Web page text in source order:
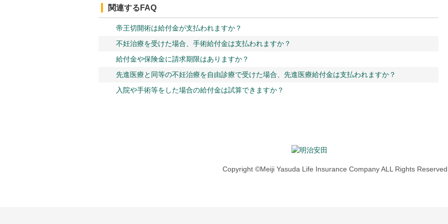
関連するFAQ
帝王切開術は給付金が支払われますか？
不妊治療を受けた場合、手術給付金は支払われますか？
給付金や保険金に請求期限はありますか？
先進医療と同等の不妊治療を自由診療で受けた場合、先進医療給付金は支払われますか？
入院や手術等をした場合の給付金は試算できますか？
Copyright ©Meiji Yasuda Life Insurance Company ALL Rights